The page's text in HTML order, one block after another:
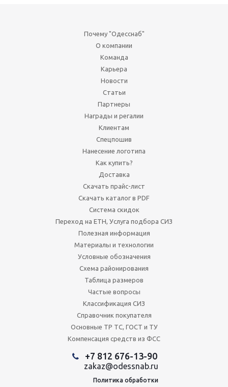
Почему "Одесснаб"
О компании
Команда
Карьера
Новости
Статьи
Партнеры
Награды и регалии
Клиентам
Спецпошив
Нанесение логотипа
Как купить?
Доставка
Скачать прайс-лист
Скачать каталог в PDF
Система скидок
Переход на ЕТН, Услуга подбора СИЗ
Полезная информация
Материалы и технологии
Условные обозначения
Схема районирования
Таблица размеров
Частые вопросы
Классификация СИЗ
Справочник покупателя
Основные ТР ТС, ГОСТ и ТУ
Компенсация средств из ФСС
+7 812 676-13-90
zakaz@odessnab.ru
Политика обработки